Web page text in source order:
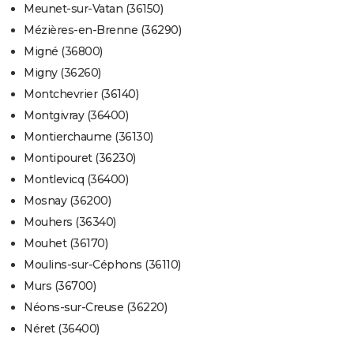
Meunet-sur-Vatan (36150)
Mézières-en-Brenne (36290)
Migné (36800)
Migny (36260)
Montchevrier (36140)
Montgivray (36400)
Montierchaume (36130)
Montipouret (36230)
Montlevicq (36400)
Mosnay (36200)
Mouhers (36340)
Mouhet (36170)
Moulins-sur-Céphons (36110)
Murs (36700)
Néons-sur-Creuse (36220)
Néret (36400)